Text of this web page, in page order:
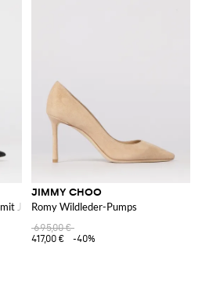
Juwelen-Schleife
JIMMY CHOO
Romy Wildleder-Pumps
695,00 €
417,00 €
-40%